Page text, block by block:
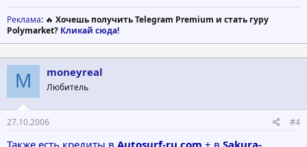
Реклама: 🔥 Хочешь получить Telegram Premium и стать гуру
Polymarket? Кликай сюда!
M moneyreal
Любитель
27.10.2006 #4